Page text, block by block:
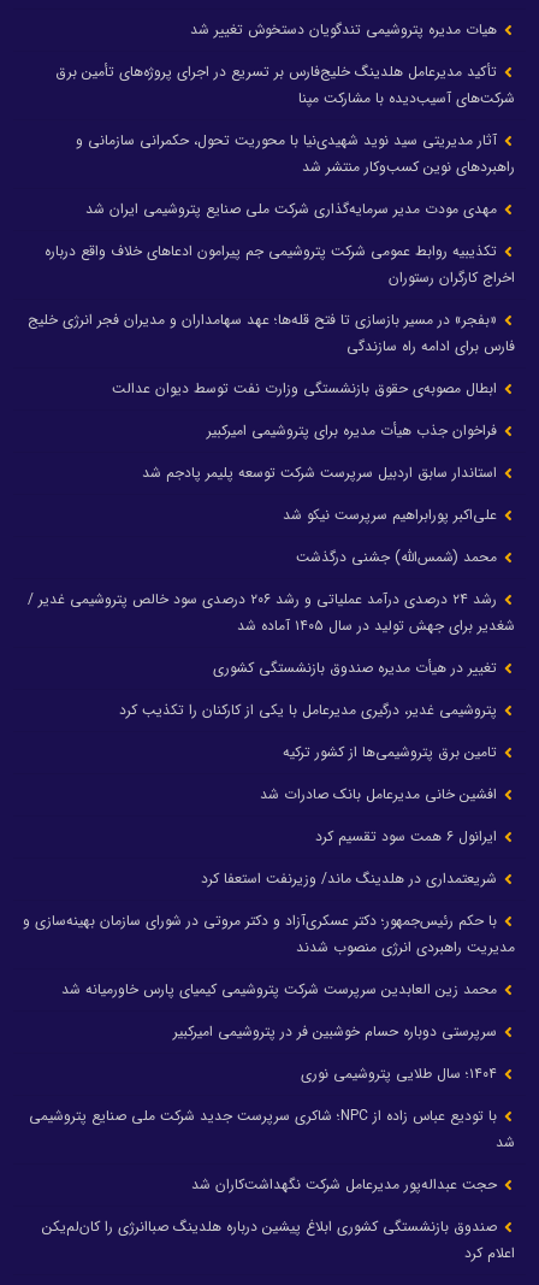
هیات مدیره پتروشیمی تندگویان دستخوش تغییر شد
تأکید مدیرعامل هلدینگ خلیج‌فارس بر تسریع در اجرای پروژه‌های تأمین برق
شرکت‌های آسیب‌دیده با مشارکت مپنا
آثار مدیریتی سید نوید شهیدی‌نیا با محوریت تحول، حکمرانی سازمانی و
راهبردهای نوین کسب‌وکار منتشر شد
مهدی مودت مدیر سرمایه‌گذاری شرکت ملی صنایع پتروشیمی ایران شد
تکذیبیه روابط عمومی شرکت پتروشیمی جم پیرامون ادعاهای خلاف واقع درباره
اخراج کارگران رستوران
«بفجر» در مسیر بازسازی تا فتح قله‌ها؛ عهد سهامداران و مدیران فجر انرژی خلیج
فارس برای ادامه راه سازندگی
ابطال مصوبه‌ی حقوق بازنشستگی وزارت نفت توسط دیوان عدالت
فراخوان جذب هیأت مدیره برای پتروشیمی امیرکبیر
استاندار سابق اردبیل سرپرست شرکت توسعه پلیمر پادجم شد
علی‌اکبر پورابراهیم سرپرست نیکو شد
محمد (شمس‌الله) جشنی درگذشت
رشد ۲۴ درصدی درآمد عملیاتی و رشد ۲۰۶ درصدی سود خالص پتروشیمی غدیر /
شغدیر برای جهش تولید در سال ۱۴۰۵ آماده شد
تغییر در هیأت مدیره صندوق بازنشستگی کشوری
پتروشیمی غدیر، درگیری مدیرعامل با یکی از کارکنان را تکذیب کرد
تامین برق پتروشیمی‌ها از کشور ترکیه
افشین خانی مدیرعامل بانک صادرات شد
ایرانول ۶ همت سود تقسیم کرد
شریعتمداری در هلدینگ ماند/ وزیرنفت استعفا کرد
با حکم رئیس‌جمهور؛ دکتر عسکری‌آزاد و دکتر مروتی در شورای سازمان بهینه‌سازی و
مدیریت راهبردی انرژی منصوب شدند
محمد زین العابدین سرپرست شرکت پتروشیمی کیمیای پارس خاورمیانه شد
سرپرستی دوباره حسام خوشبین فر در پتروشیمی امیرکبیر
با تودیع عباس زاده از NPC؛ شاکری سرپرست جدید شرکت ملی صنایع پتروشیمی
شد
حجت عبداله‌پور مدیرعامل شرکت نگهداشت‌کاران شد
صندوق بازنشستگی کشوری ابلاغ پیشین درباره هلدینگ صباانرژی را کان‌لم‌یکن
اعلام کرد